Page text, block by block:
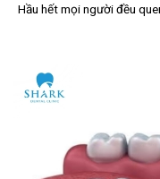
Hầu hết mọi người đều